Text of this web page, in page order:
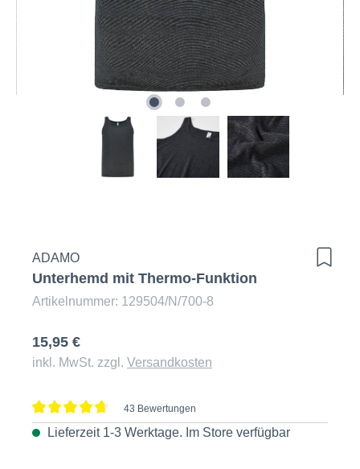
ADAMO
Unterhemd mit Thermo-Funktion
Artikelnummer: 129504/N/700-8
15,95 €
inkl. MwSt. zzgl. Versandkosten
Durchschnittliche Bewertung von 4.7 von 5 Sternen
43 Bewertungen
Lieferzeit 1-3 Werktage. Im Store verfügbar